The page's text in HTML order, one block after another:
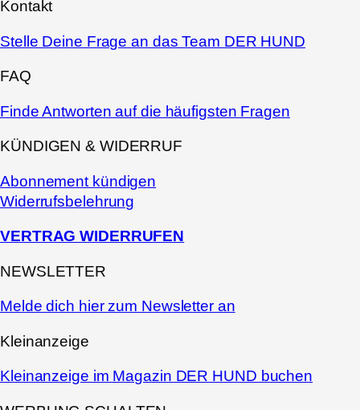
Kontakt
Stelle Deine Frage an das Team DER HUND
FAQ
Finde Antworten auf die häufigsten Fragen
KÜNDIGEN & WIDERRUF
Abonnement kündigen
Widerrufsbelehrung
VERTRAG WIDERRUFEN
NEWSLETTER
Melde dich hier zum Newsletter an
Kleinanzeige
Kleinanzeige im Magazin DER HUND buchen